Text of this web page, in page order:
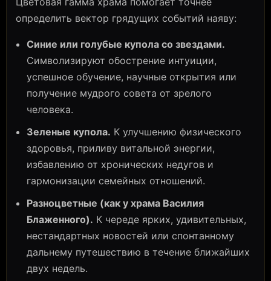
определить вектор грядущих событий наяву:
Синие или голубые купола со звездами.
Символизируют обострение интуиции,
успешное обучение, научные открытия или
получение мудрого совета от зрелого
человека.
Зеленые купола. К улучшению физического
здоровья, приливу витальной энергии,
избавлению от хронических недугов и
гармонизации семейных отношений.
Разноцветные (как у храма Василия
Блаженного). К череде ярких, удивительных,
нестандартных новостей или спонтанному
дальнему путешествию в течение ближайших
двух недель.